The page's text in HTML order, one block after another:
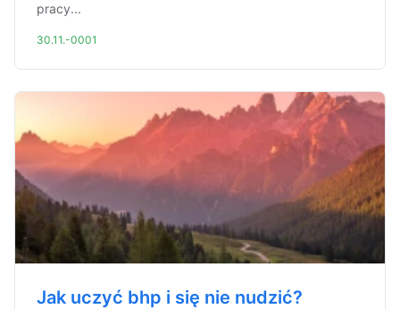
pracy...
30.11.-0001
Jak uczyć bhp i się nie nudzić?